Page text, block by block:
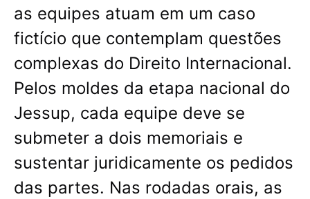
as equipes atuam em um caso
fictício que contemplam questões
complexas do Direito Internacional.
Pelos moldes da etapa nacional do
Jessup, cada equipe deve se
submeter a dois memoriais e
sustentar juridicamente os pedidos
das partes. Nas rodadas orais, as